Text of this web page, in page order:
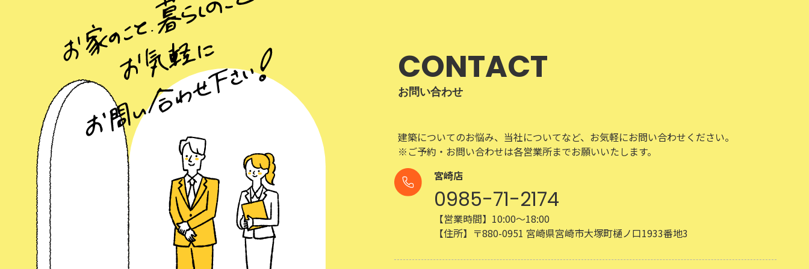
CONTACT
お問い合わせ
建築についてのお悩み、当社についてなど、お気軽にお問い合わせください。
※ご予約・お問い合わせは各営業所までお願いいたします。
宮崎店
0985-71-2174
【営業時間】10:00～18:00
【住所】〒880-0951 宮崎県宮崎市大塚町樋ノ口1933番地3